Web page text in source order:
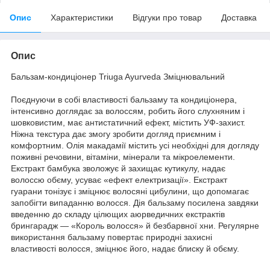
Опис Характеристики Відгуки про товар Доставка
Опис
Бальзам-кондиціонер Triuga Ayurveda Зміцнювальний
Поєднуючи в собі властивості бальзаму та кондиціонера,
інтенсивно доглядає за волоссям, робить його слухняним і
шовковистим, має антистатичний ефект, містить УФ-захист.
Ніжна текстура дає змогу зробити догляд приємним і
комфортним. Олія макадамії містить усі необхідні для догляду
поживні речовини, вітаміни, мінерали та мікроелементи.
Екстракт бамбука зволожує й захищає кутикулу, надає
волоссю обєму, усуває «ефект електризації». Екстракт
гуарани тонізує і зміцнює волосяні цибулини, що допомагає
запобігти випаданню волосся. Дія бальзаму посилена завдяки
введенню до складу цілющих аюрведичних екстрактів
брингарадж — «Король волосся» й безбарвної хни. Регулярне
використання бальзаму повертає природні захисні
властивості волосся, зміцнює його, надає блиску й обєму.